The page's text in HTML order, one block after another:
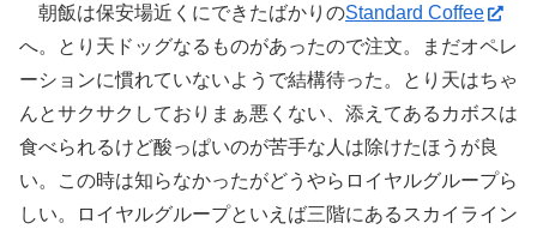
朝飯は保安場近くにできたばかりのStandard Coffee
へ。とり天ドッグなるものがあったので注文。まだオペレ
ーションに慣れていないようで結構待った。とり天はちゃ
んとサクサクしておりまぁ悪くない、添えてあるカボスは
食べられるけど酸っぱいのが苦手な人は除けたほうが良
い。この時は知らなかったがどうやらロイヤルグループら
しい。ロイヤルグループといえば三階にあるスカイライン